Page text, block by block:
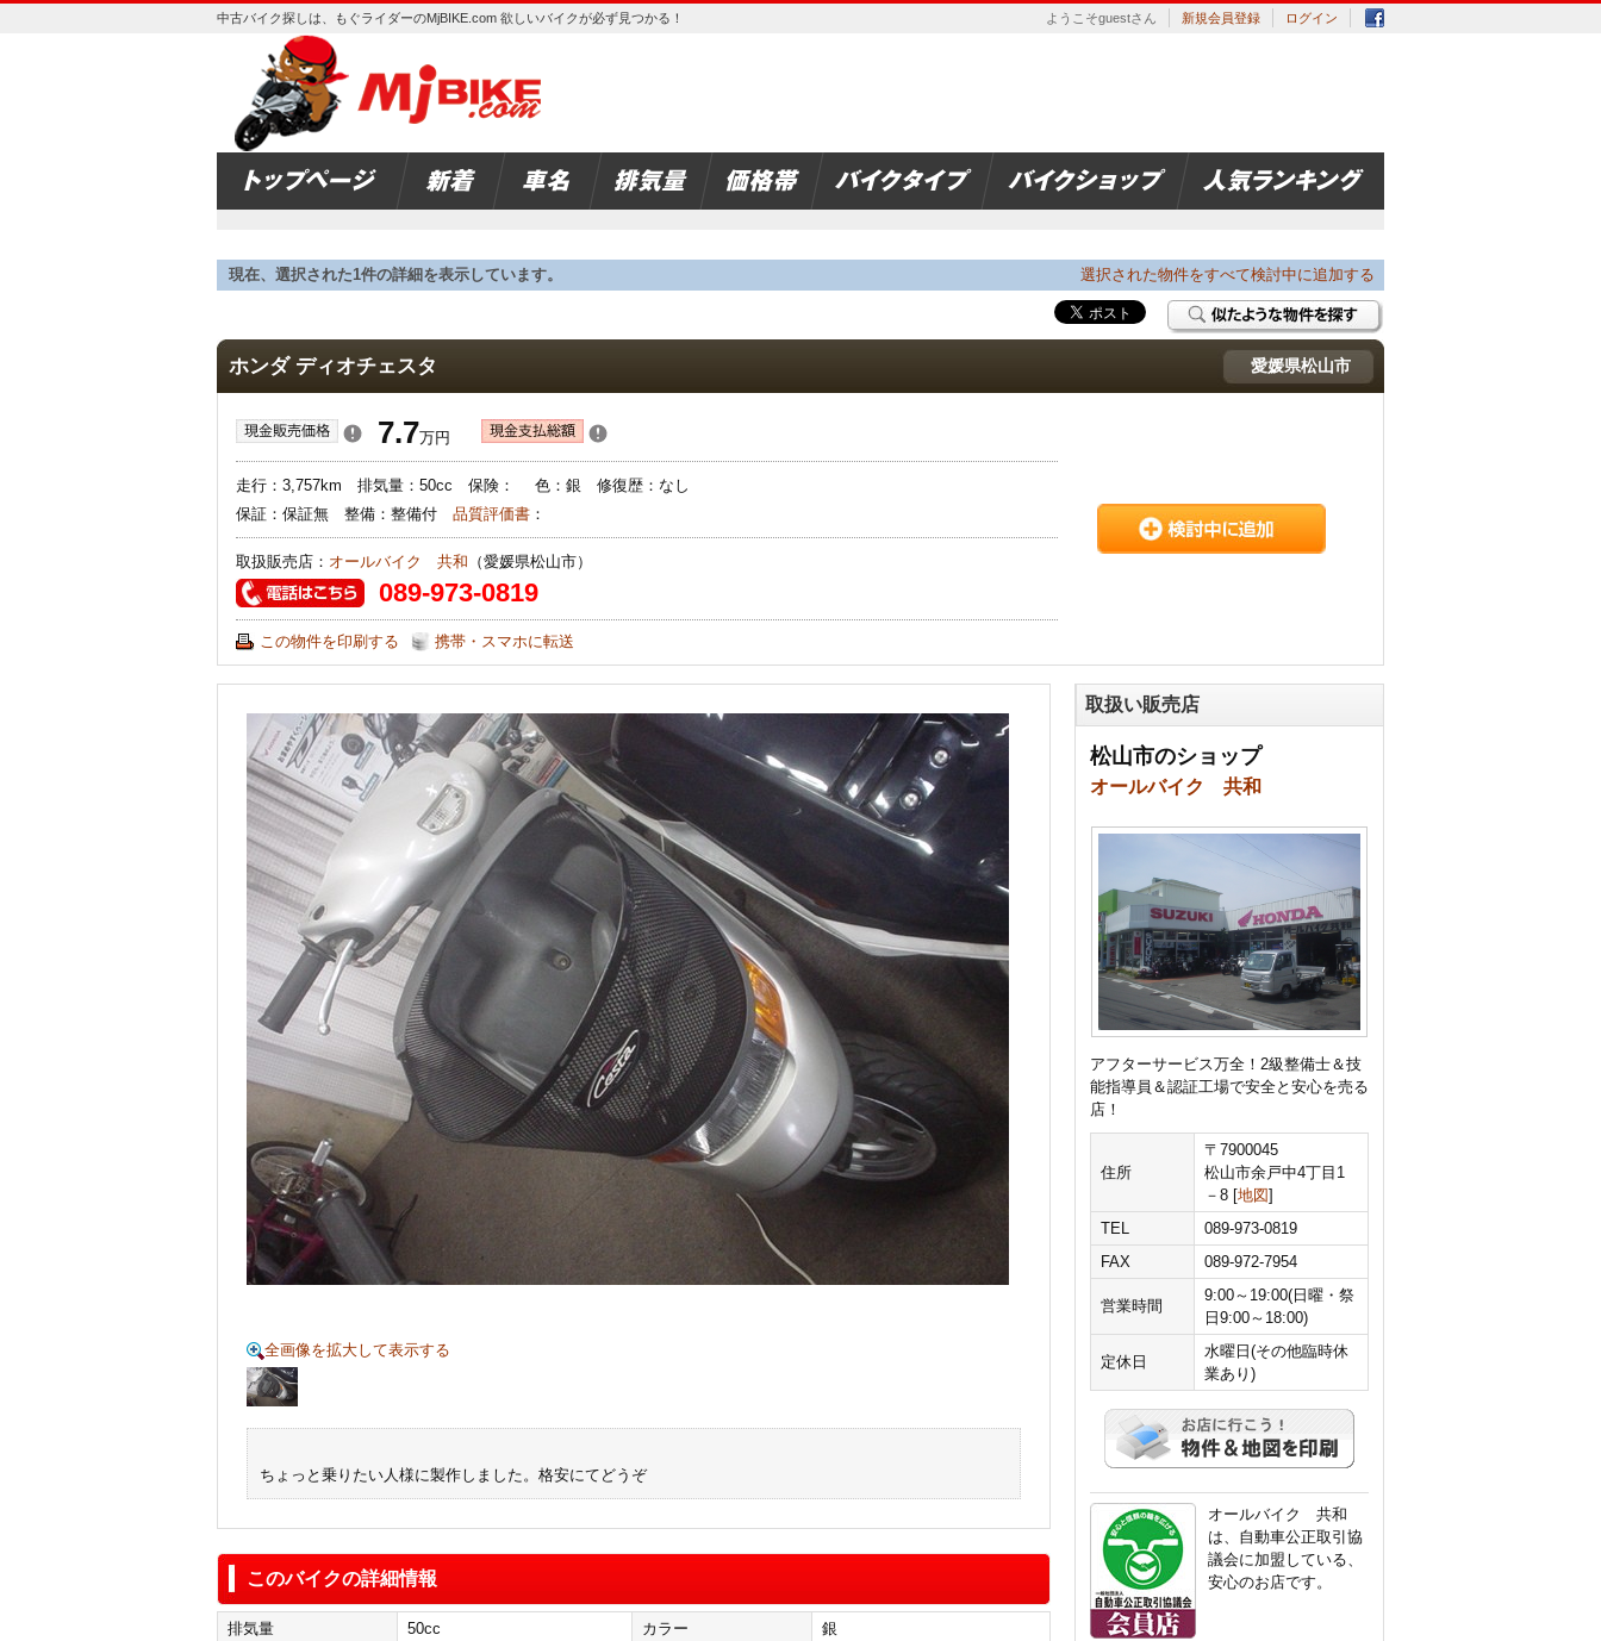
中古バイク探しは、もぐライダーのMjBIKE.com 欲しいバイクが必ず見つかる！ ようこそguestさん 新規会員登録 ログイン
現在、選択された1件の詳細を表示しています。 選択された物件をすべて検討中に追加する
ホンダ ディオチェスタ 愛媛県松山市
7.7万円
走行：3,757km 排気量：50cc 保険： 色：銀 修復歴：なし
保証：保証無 整備：整備付 品質評価書：
取扱販売店： オールバイク 共和 （愛媛県松山市）
089-973-0819
この物件を印刷する 携帯・スマホに転送
全画像を拡大して表示する
ちょっと乗りたい人様に製作しました。格安にてどうぞ
このバイクの詳細情報
排気量 50cc カラー
銀
取扱い販売店
松山市のショップ
オールバイク 共和
アフターサービス万全！2級整備士＆技
能指導員＆認証工場で安全と安心を売る
店！
住所
〒7900045
松山市余戸中4丁目1
－8 [地図]
TEL
089-973-0819
FAX
089-972-7954
営業時間
9:00～19:00(日曜・祭
日9:00～18:00)
定休日
水曜日(その他臨時休
業あり)
オールバイク 共和
は、自動車公正取引協
議会に加盟している、
安心のお店です。